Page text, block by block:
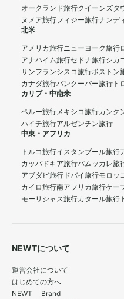
オークランド旅行クイーンズタ
ヌメア旅行フィジー旅行ナンデ
北米
アメリカ旅行ニューヨーク旅行
アナハイム旅行セドナ旅行シカ
サンフランシスコ旅行ボストン
カナダ旅行バンクーバー旅行 ト
カリブ・中南米
ペルー旅行メキシコ旅行カンク
ハイチ旅行アルゼンチン旅行
中東・アフリカ
トルコ旅行イスタンブール旅行
カッパドキア旅行パムッカレ旅
アブダビ旅行 ドバイ旅行モロッ
カイロ旅行南アフリカ旅行ケー
モーリシャス旅行カタール旅行
NEWTについて
運営会社について
はじめての方へ
NEWT Brand